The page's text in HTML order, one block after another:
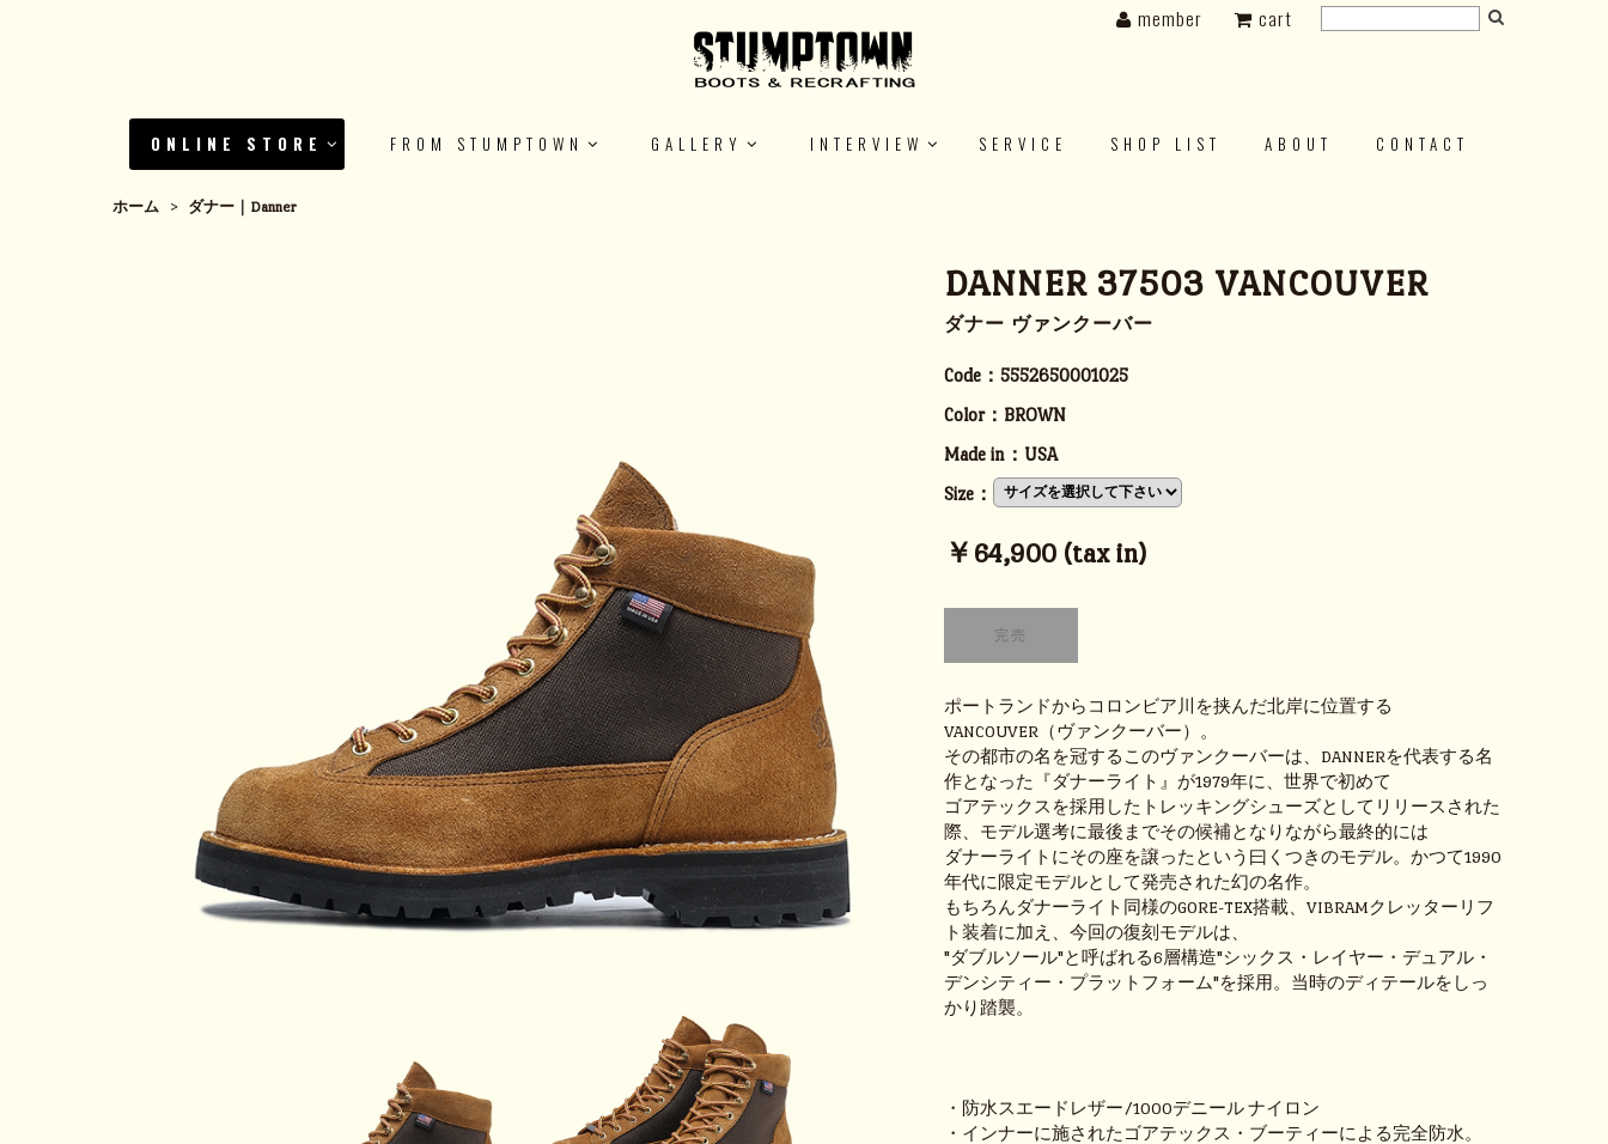
ONLINE STORE FROM STUMPTOWN GALLERY INTERVIEW SERVICE SHOP LIST ABOUT CONTACT
member cart
ホーム > ダナー｜Danner
DANNER 37503 VANCOUVER
ダナー ヴァンクーバー
Code： 5552650001025
Color： BROWN
Made in： USA
Size：
￥64,900 (tax in)
ポートランドからコロンビア川を挟んだ北岸に位置する
VANCOUVER（ヴァンクーバー）。
その都市の名を冠するこのヴァンクーバーは、DANNERを代表する名
作となった『ダナーライト』が1979年に、世界で初めて
ゴアテックスを採用したトレッキングシューズとしてリリースされた
際、モデル選考に最後までその候補となりながら最終的には
ダナーライトにその座を譲ったという曰くつきのモデル。かつて1990
年代に限定モデルとして発売された幻の名作。
もちろんダナーライト同様のGORE-TEX搭載、VIBRAMクレッターリフ
ト装着に加え、今回の復刻モデルは、
"ダブルソール"と呼ばれる6層構造"シックス・レイヤー・デュアル・
デンシティー・プラットフォーム"を採用。当時のディテールをしっ
かり踏襲。
・防水スエードレザー/1000デニール ナイロン
・インナーに施されたゴアテックス・ブーティーによる完全防水。